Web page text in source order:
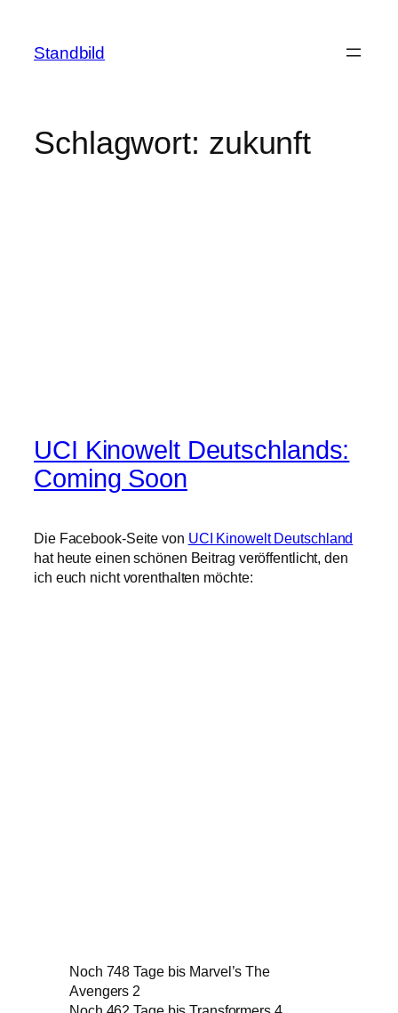
springen
Standbild
Schlagwort: zukunft
UCI Kinowelt Deutschlands:
Coming Soon
Die Facebook-Seite von UCI Kinowelt Deutschland
hat heute einen schönen Beitrag veröffentlicht, den
ich euch nicht vorenthalten möchte:
Noch 748 Tage bis Marvel’s The
Avengers 2